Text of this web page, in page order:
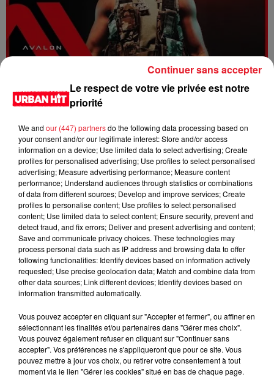
FOLA & Victony - golibe
Le respect de votre vie privée est notre
priorité
We and our (447) partnersdo the following data processing based on
your consent and/or our legitimate interest: Store and/or access
information on a device; Use limited data to select advertising; Create
profiles for personalised advertising; Use profiles to select personalised
advertising; Measure advertising performance; Measure content
performance; Understand audiences through statistics or combinations
of data from different sources; Develop and improve services; Create
profiles to personalise content; Use profiles to select personalised
content; Use limited data to select content; Ensure security, prevent and
detect fraud, and fix errors; Deliver and present advertising and content;
Save and communicate privacy choices. These technologies may
process personal data such as IP address and browsing data to offer
following functionalities: Identify devices based on information actively
requested; Use precise geolocation data; Match and combine data from
other data sources; Link different devices; Identify devices based on
information transmitted automatically.
Vous pouvez accepter en cliquant sur "Accepter et fermer", ou affiner en
sélectionnant les finalités et/ou partenaires dans "Gérer mes choix".
Vous pouvez également refuser en cliquant sur "Continuer sans
accepter". Vos préférences ne s'appliqueront que pour ce site. Vous
pouvez mettre à jour vos choix, ou retirer votre consentement à tout
moment via le lien "Gérer les cookies" situé en bas de chaque page.
Continuer sans accepter